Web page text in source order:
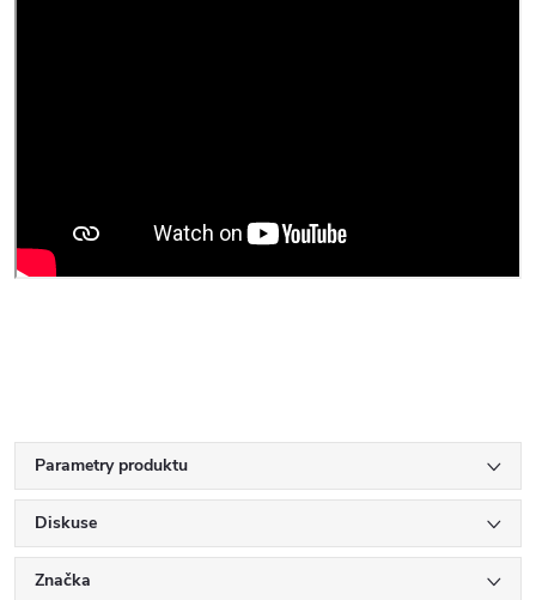
Parametry produktu
Diskuse
Značka